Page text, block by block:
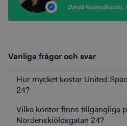
David Kostadinovic,
Vanliga frågor och svar
Hur mycket kostar United
24?
Vilka kontor finns tillgängliga
Nordenskiöldsgatan 24?